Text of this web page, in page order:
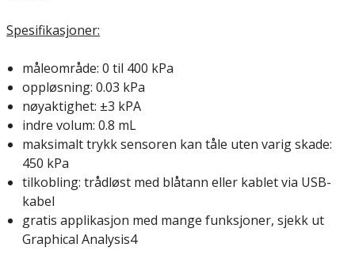
Spesifikasjoner:
måleområde: 0 til 400 kPa
oppløsning: 0.03 kPa
nøyaktighet: ±3 kPA
indre volum: 0.8 mL
maksimalt trykk sensoren kan tåle uten varig skade:
450 kPa
tilkobling: trådløst med blåtann eller kablet via USB-
kabel
gratis applikasjon med mange funksjoner, sjekk ut
Graphical Analysis4